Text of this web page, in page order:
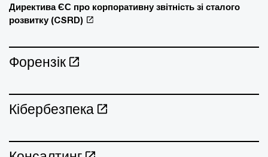
Директива ЄС про корпоративну звітність зі сталого
розвитку (CSRD)
Форензік
Кібербезпека